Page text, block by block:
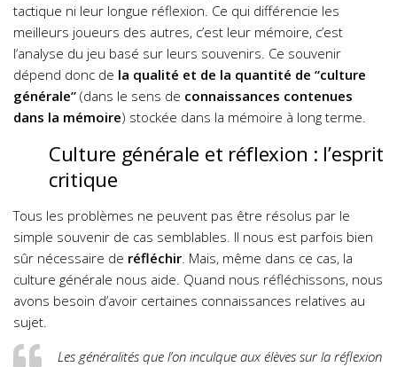
tactique ni leur longue réflexion. Ce qui différencie les
meilleurs joueurs des autres, c’est leur mémoire, c’est
l’analyse du jeu basé sur leurs souvenirs. Ce souvenir
dépend donc de la qualité et de la quantité de “culture
générale” (dans le sens de connaissances contenues
dans la mémoire) stockée dans la mémoire à long terme.
Culture générale et réflexion : l’esprit
critique
Tous les problèmes ne peuvent pas être résolus par le
simple souvenir de cas semblables. Il nous est parfois bien
sûr nécessaire de réfléchir . Mais, même dans ce cas, la
culture générale nous aide. Quand nous réfléchissons, nous
avons besoin d’avoir certaines connaissances relatives au
sujet.
Les généralités que l’on inculque aux élèves sur la réflexion